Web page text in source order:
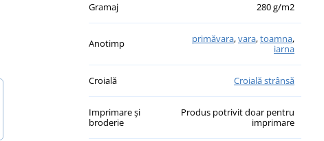
Gramaj 280 g/m2
Anotimp primăvara,vara,toamna,
iarna
Croială Croială strânsă
Imprimare și
broderie
Produs potrivit doar pentru
imprimare